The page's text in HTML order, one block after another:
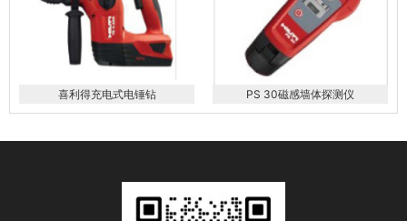
喜利得充电式电锤钻 PS 30磁感墙体探测仪